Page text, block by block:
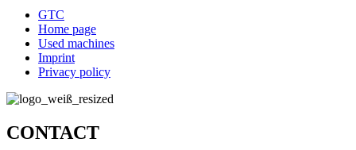
GTC
Home page
Used machines
Imprint
Privacy policy
CONTACT